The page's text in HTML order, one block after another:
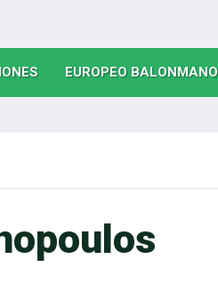
(CURRENT)
EUROPEO